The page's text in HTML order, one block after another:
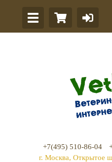
+7(495) 510-86-04
г. Москва, Открытое